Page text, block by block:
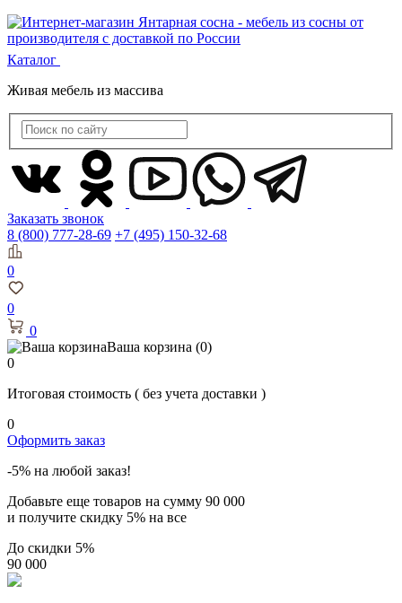
Каталог
Живая мебель из массива
Заказать звонок
8 (800) 777-28-69 +7 (495) 150-32-68
0
0
0
Ваша корзина (0)
0
Итоговая стоимость ( без учета доставки )
0
Оформить заказ
-5% на любой заказ!
Добавьте еще товаров на сумму 90 000
и получите скидку 5% на все
До скидки 5%
90 000